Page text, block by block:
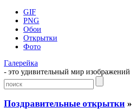
GIF
PNG
Обои
Открытки
Фото
Галерейка
- это удивительный мир изображений
Поздравительные открытки »